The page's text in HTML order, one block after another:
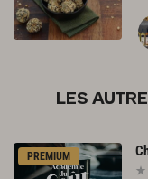
LES
PREMIUM